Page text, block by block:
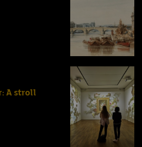
A stroll